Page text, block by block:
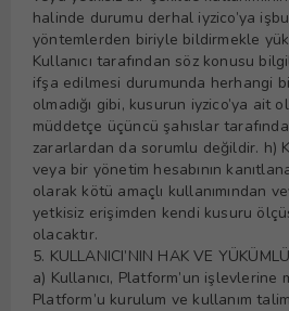
halinde durumu derhal iyzico’ya
yöntemlerden biriyle bildirmekle
Kullanıcı tarafından söz konusu
ifşa edilmesi durumunda herhangi
olmadığı gibi, kusurun iyzico’ya ait
müddetçe üçüncü şahıslar
zararlardan da sorumlu değildir. h)
veya bir yönetim hesabının
olarak kötü amaçlı kullanımından
yetkisiz erişimden kendi kusuru
olacaktır.
5. KULLANICI’NIN HAK VE
a) Kullanıcı, Platform’un
Platform’u kurulum ve kullanım